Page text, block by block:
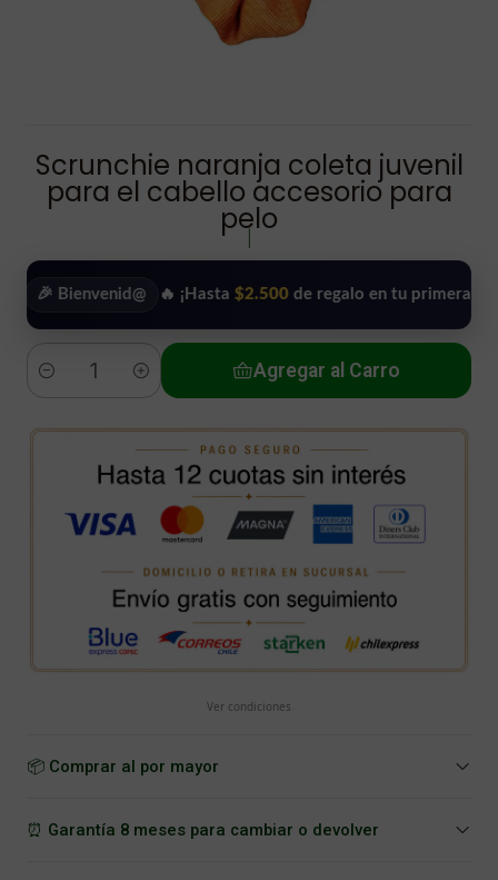
Scrunchie naranja coleta juvenil
para el cabello accesorio para
pelo
🔥 ¡Hasta$2.500de regalo en tu primera compra!
Cantidad
Agregar al Carro
Ver condiciones
📦 Comprar al por mayor
⏰ Garantía 8 meses para cambiar o devolver